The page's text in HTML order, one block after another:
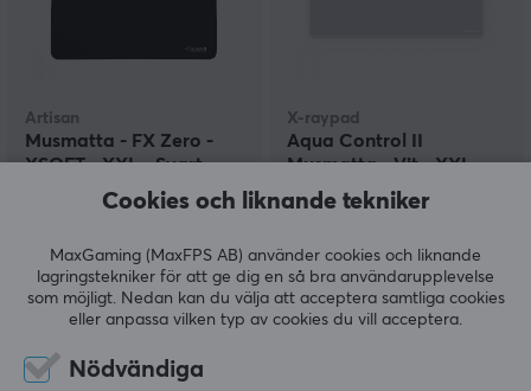
Artisan
Musmatta - FX Zero -
XSOFT - XXL - Svart
699 kr (799 kr)
X-raypad
Aqua Control II
Musmatta - Vit - XXL
(64)
299 kr (499 kr)
Cookies och liknande tekniker
MaxGaming (MaxFPS AB) använder cookies och liknande
lagringstekniker för att ge dig en så bra användarupplevelse
som möjligt. Nedan kan du välja att acceptera samtliga cookies
eller anpassa vilken typ av cookies du vill acceptera.
Nödvändiga